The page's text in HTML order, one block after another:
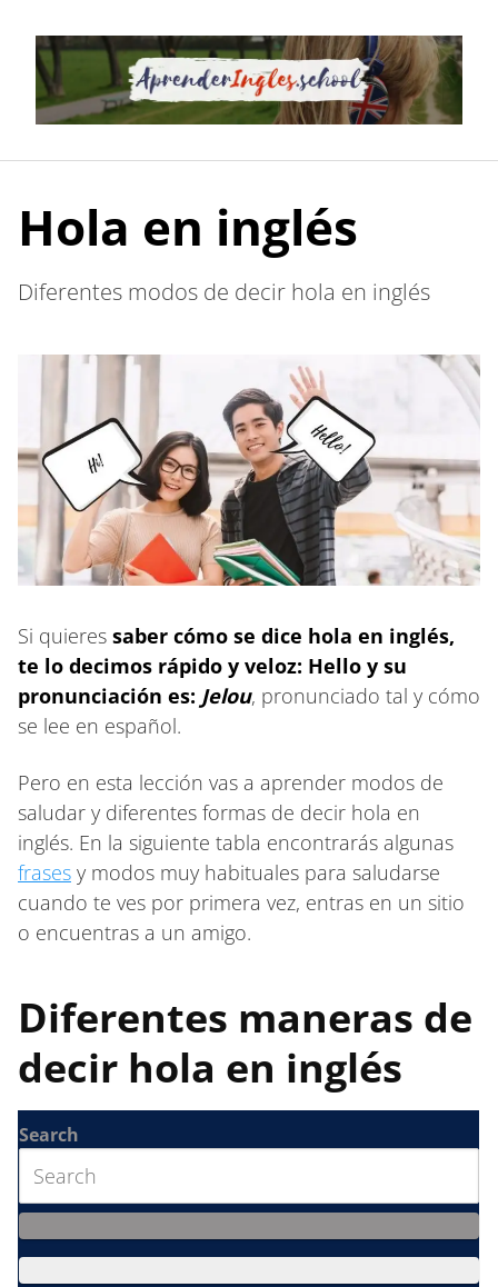
contenido
Hola en inglés
Diferentes modos de decir hola en inglés
Si quieres saber cómo se dice hola en inglés,
te lo decimos rápido y veloz: Hello y su
pronunciación es: Jelou, pronunciado tal y cómo
se lee en español.
Pero en esta lección vas a aprender modos de
saludar y diferentes formas de decir hola en
inglés. En la siguiente tabla encontrarás algunas
frases y modos muy habituales para saludarse
cuando te ves por primera vez, entras en un sitio
o encuentras a un amigo.
Diferentes maneras de
decir hola en inglés
Search